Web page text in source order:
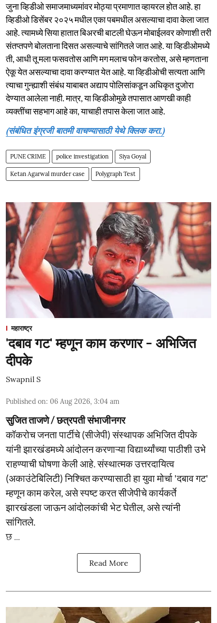
जुना व्हिडीओ समाजमाध्यमांवर मोठ्या प्रमाणात व्हायरल होत आहे. हा
व्हिडीओ डिसेंबर २०२५ मधील एका पबमधील असल्याचा दावा केला जात
आहे. त्यामध्ये सिया हातात बिअरची बाटली घेऊन मोबाईलवर कोणाशी तरी
संतप्तपणे बोलताना दिसत असल्याचे सांगितले जात आहे. या व्हिडीओमध्ये
ती, आधी तू मला फसवतोस आणि मग मलाच फोन करतोस, असे म्हणताना
ऐकू येत असल्याचा दावा करण्यात येत आहे. या व्हिडीओची सत्यता आणि
त्याचा गुन्ह्याशी संबंध याबाबत अद्याप पोलिसांकडून अधिकृत दुजोरा
देण्यात आलेला नाही. मात्र, या व्हिडीओमुळे तपासात आणखी काही
व्यक्तींचा सहभाग आहे का, याचाही तपास केला जात आहे.
(संबंधित इंग्रजी बातमी वाचण्यासाठी येथे क्लिक करा.)
PUNE CRIME police investigation Siya Goyal
Ketan Agarwal murder case Polygraph Test
महाराष्ट्र
'दबाव गट' म्हणून काम करणार - अभिजित
दीपके
Swapnil S
Published on: 06 Aug 2026, 3:04 am
सुजित ताजणे / छत्रपती संभाजीनगर
कॉकरोच जनता पार्टीचे (सीजेपी) संस्थापक अभिजित दीपके
यांनी झारखंडमध्ये आंदोलन करणाऱ्या विद्यार्थ्यांच्या पाठीशी उभे
राहण्याची घोषणा केली आहे. संस्थात्मक उत्तरदायित्व
(अकाउंटेबिलिटी) निश्चित करण्यासाठी हा युवा मोर्चा 'दबाव गट'
म्हणून काम करेल, असे स्पष्ट करत सीजेपीचे कार्यकर्ते
झारखंडला जाऊन आंदोलकांची भेट घेतील, असे त्यांनी
सांगितले.
छ ...
Read More